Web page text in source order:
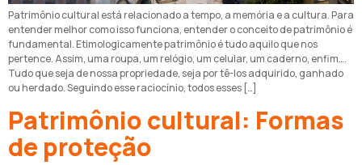
Patrimônio cultural está relacionado a tempo, a memória e a cultura. Para
entender melhor como isso funciona, entender o conceito de patrimônio é
fundamental. Etimologicamente patrimônio é tudo aquilo que nos
pertence. Assim, uma roupa, um relógio, um celular, um caderno, enfim….
Tudo que seja de nossa propriedade, seja por tê-los adquirido, ganhado
ou herdado. Seguindo esse raciocínio, todos esses […]
Patrimônio cultural: Formas
de proteção